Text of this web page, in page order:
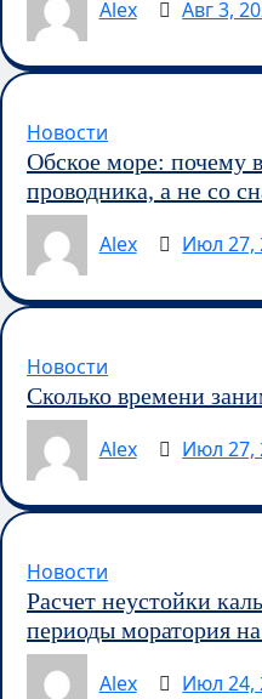
Alex Авг 3,
Новости
Обское море: почему
проводника, а не со
Alex
Июл 27,
Новости
Сколько времени
Alex
Июл 27,
Новости
Расчет неустойки
периоды моратория
Alex
Июл 24,